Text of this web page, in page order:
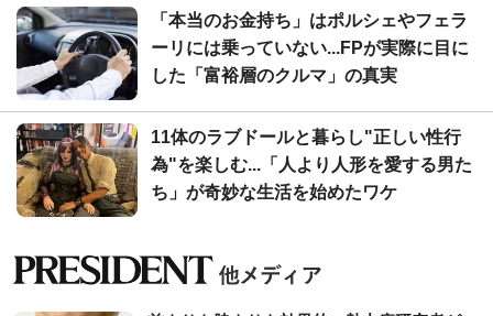
「本当のお金持ち」はポルシェやフェラ
ーリには乗っていない...FPが実際に目に
した「富裕層のクルマ」の真実
11体のラブドールと暮らし"正しい性行
為"を楽しむ...「人より人形を愛する男た
ち」が奇妙な生活を始めたワケ